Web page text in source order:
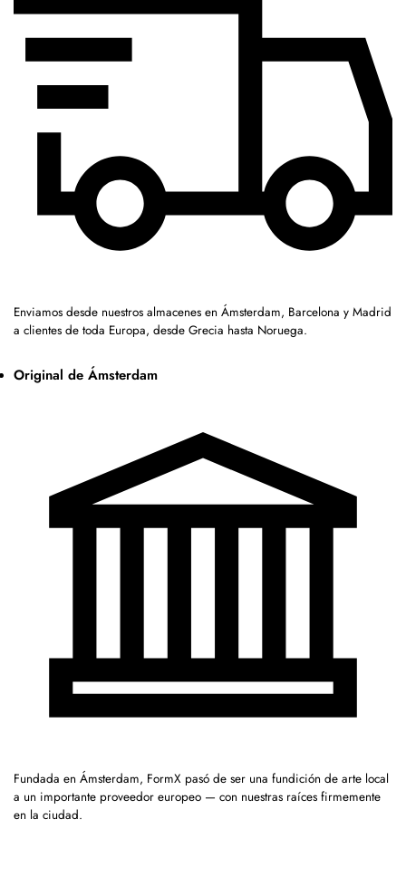
Enviamos desde nuestros almacenes en Ámsterdam, Barcelona y Madrid
a clientes de toda Europa, desde Grecia hasta Noruega.
Original de Ámsterdam
Fundada en Ámsterdam, FormX pasó de ser una fundición de arte local
a un importante proveedor europeo — con nuestras raíces firmemente
en la ciudad.